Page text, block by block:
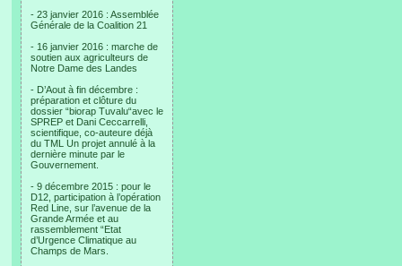
- 23 janvier 2016 : Assemblée
Générale de la Coalition 21
- 16 janvier 2016 : marche de
soutien aux agriculteurs de
Notre Dame des Landes
- D’Aout à fin décembre :
préparation et clôture du
dossier “biorap Tuvalu“avec le
SPREP et Dani Ceccarrelli,
scientifique, co-auteure déjà
du TML Un projet annulé à la
dernière minute par le
Gouvernement.
- 9 décembre 2015 : pour le
D12, participation à l’opération
Red Line, sur l’avenue de la
Grande Armée et au
rassemblement “Etat
d’Urgence Climatique au
Champs de Mars.